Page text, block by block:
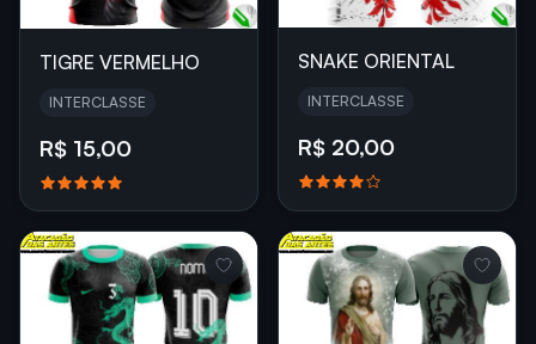
TIGRE VERMELHO
INTERCLASSE
R$ 15,00
SNAKE ORIENTAL
INTERCLASSE
R$ 20,00